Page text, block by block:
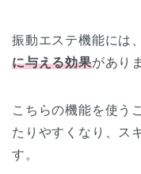
振動エステ機能には
に与える効果があり
こちらの機能を使う
たりやすくなり、ス
す。